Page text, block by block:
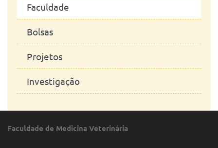
Faculdade
Bolsas
Projetos
Investigação
Faculdade de Medicina Veterinária